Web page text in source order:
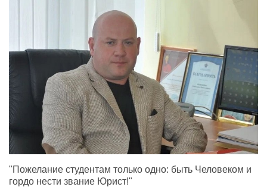
"Пожелание студентам только одно: быть Человеком и
гордо нести звание Юрист!"